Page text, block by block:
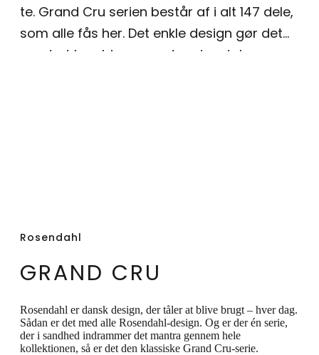
te. Grand Cru serien består af i alt 147 dele,
som alle fås her. Det enkle design gør det
nemt at kombinere med andre stel.
Rosendahl
GRAND CRU
Rosendahl er dansk design, der tåler at blive brugt – hver dag.
Sådan er det med alle Rosendahl-design. Og er der én serie,
der i sandhed indrammer det mantra gennem hele
kollektionen, så er det den klassiske Grand Cru-serie.